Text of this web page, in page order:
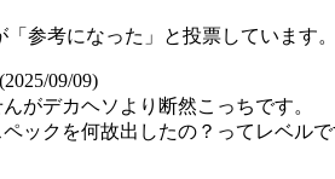
「参考になった」と投票しています。
09/09)
がデカヘソより断然こっちです。
ックを何故出したの？ってレベルで